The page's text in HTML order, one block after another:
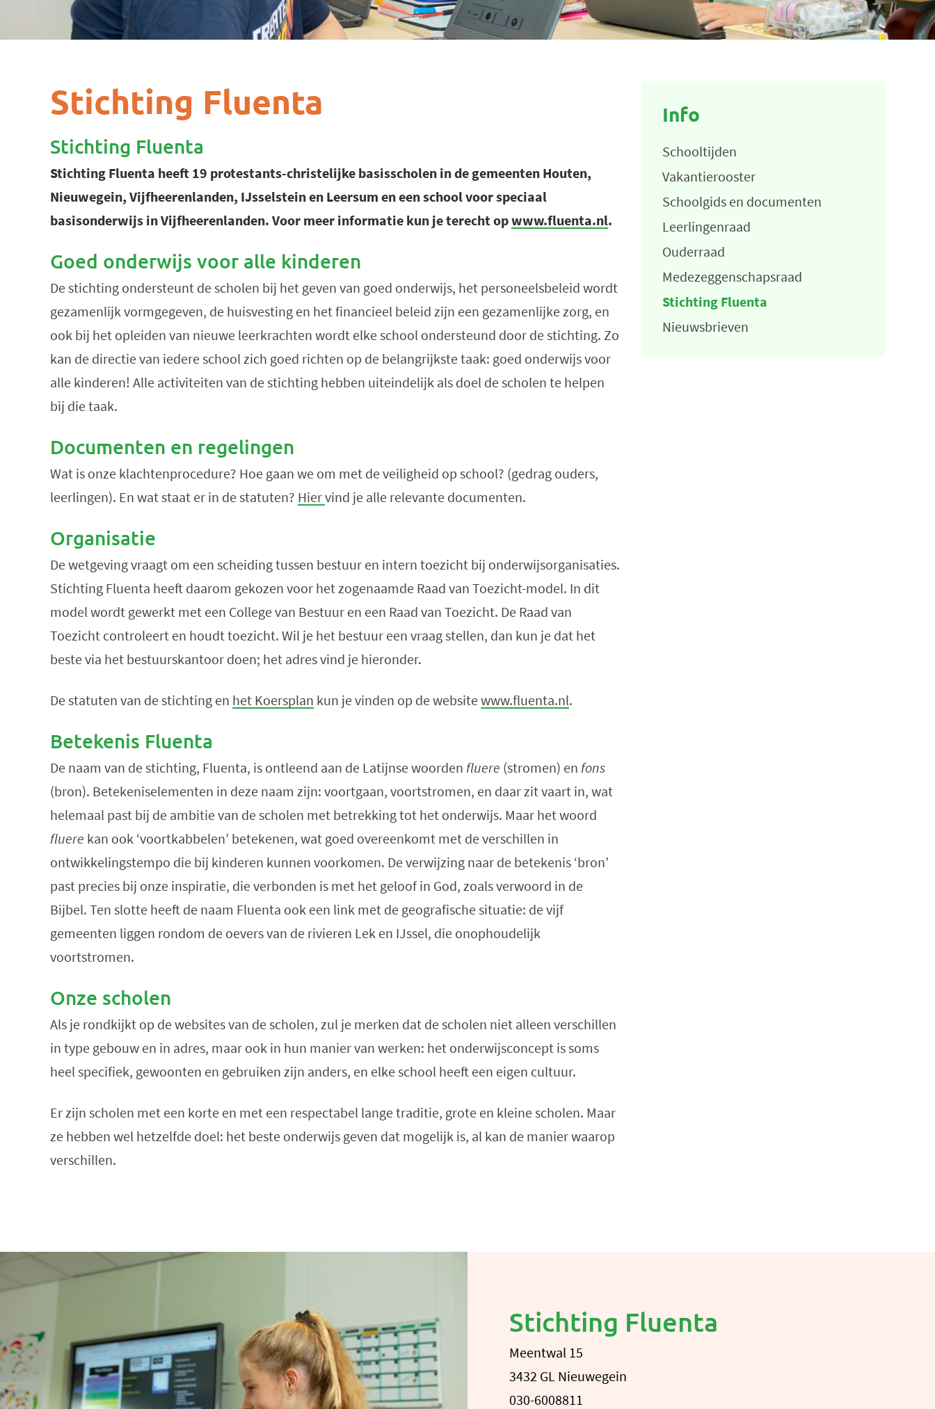
Stichting Fluenta
Stichting Fluenta
Stichting Fluenta heeft 19 protestants-christelijke basisscholen in de gemeenten Houten,
Nieuwegein, Vijfheerenlanden, IJsselstein en Leersum en een school voor speciaal
basisonderwijs in Vijfheerenlanden. Voor meer informatie kun je terecht opwww.fluenta.nl.
Goed onderwijs voor alle kinderen
De stichting ondersteunt de scholen bij het geven van goed onderwijs, het personeelsbeleid wordt
gezamenlijk vormgegeven, de huisvesting en het financieel beleid zijn een gezamenlijke zorg, en
ook bij het opleiden van nieuwe leerkrachten wordt elke school ondersteund door de stichting. Zo
kan de directie van iedere school zich goed richten op de belangrijkste taak: goed onderwijs voor
alle kinderen! Alle activiteiten van de stichting hebben uiteindelijk als doel de scholen te helpen
bij die taak.
Documenten en regelingen
Wat is onze klachtenprocedure? Hoe gaan we om met de veiligheid op school? (gedrag ouders,
leerlingen). En wat staat er in de statuten? Hiervind je alle relevante documenten.
Organisatie
De wetgeving vraagt om een scheiding tussen bestuur en intern toezicht bij onderwijsorganisaties.
Stichting Fluenta heeft daarom gekozen voor het zogenaamde Raad van Toezicht-model. In dit
model wordt gewerkt met een College van Bestuur en een Raad van Toezicht. De Raad van
Toezicht controleert en houdt toezicht. Wil je het bestuur een vraag stellen, dan kun je dat het
beste via het bestuurskantoor doen; het adres vind je hieronder.
De statuten van de stichting en het Koersplan kun je vinden op de websitewww.fluenta.nl.
Betekenis Fluenta
De naam van de stichting, Fluenta, is ontleend aan de Latijnse woorden fluere (stromen) en fons
(bron). Betekeniselementen in deze naam zijn: voortgaan, voortstromen, en daar zit vaart in, wat
helemaal past bij de ambitie van de scholen met betrekking tot het onderwijs. Maar het woord
fluere kan ook ‘voortkabbelen’ betekenen, wat goed overeenkomt met de verschillen in
ontwikkelingstempo die bij kinderen kunnen voorkomen. De verwijzing naar de betekenis ‘bron’
past precies bij onze inspiratie, die verbonden is met het geloof in God, zoals verwoord in de
Bijbel. Ten slotte heeft de naam Fluenta ook een link met de geografische situatie: de vijf
gemeenten liggen rondom de oevers van de rivieren Lek en IJssel, die onophoudelijk
voortstromen.
Onze scholen
Als je rondkijkt op de websites van de scholen, zul je merken dat de scholen niet alleen verschillen
in type gebouw en in adres, maar ook in hun manier van werken: het onderwijsconcept is soms
heel specifiek, gewoonten en gebruiken zijn anders, en elke school heeft een eigen cultuur.
Er zijn scholen met een korte en met een respectabel lange traditie, grote en kleine scholen. Maar
ze hebben wel hetzelfde doel: het beste onderwijs geven dat mogelijk is, al kan de manier waarop
verschillen.
Info
Schooltijden
Vakantierooster
Schoolgids en documenten
Leerlingenraad
Ouderraad
Medezeggenschapsraad
Stichting Fluenta
Nieuwsbrieven
Stichting Fluenta
Meentwal 15
3432 GL Nieuwegein
030-6008811